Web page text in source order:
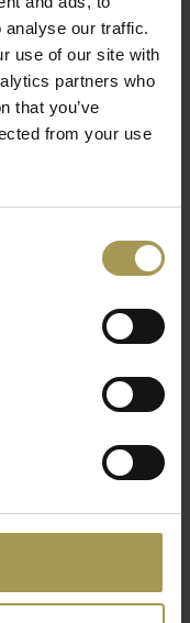
analyse our traffic.
use of our site with
partners who
that you’ve
from your use
Incl. btw)
2